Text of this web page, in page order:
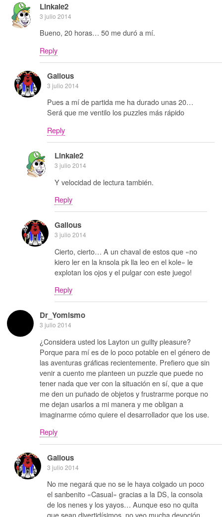
Linkale2
3 julio 2014
Bueno, 20 horas… 50 me duró a mí.
Reply
Galious
3 julio 2014
Pues a mí de partida me ha durado unas 20…
Será que me ventilo los puzzles más rápido
Reply
Linkale2
3 julio 2014
Y velocidad de lectura también.
Reply
Galious
3 julio 2014
Cierto, cierto… A un chaval de estos que «no
kiero ler en la knsola pk lla leo en el kole» le
explotan los ojos y el pulgar con este juego!
Reply
Dr_Yomismo
3 julio 2014
¿Considera usted los Layton un guilty pleasure?
Porque para mí es de lo poco potable en el género de
las aventuras gráficas recientemente. Prefiero que sin
venir a cuento me planteen un puzzle que puede no
tener nada que ver con la situación en sí, que a que
me den un puñado de objetos y frustrarme porque no
me dejan usarlos a mi manera y me obligan a
imaginarme cómo quiere el desarrollador que los use.
Reply
Galious
3 julio 2014
No me negará que no se le haya colgado un poco
el sanbenito «Casual» gracias a la DS, la consola
de los nenes y los yayos… Aunque eso no quita
que sean divertidísimos, no veo mucha devoción